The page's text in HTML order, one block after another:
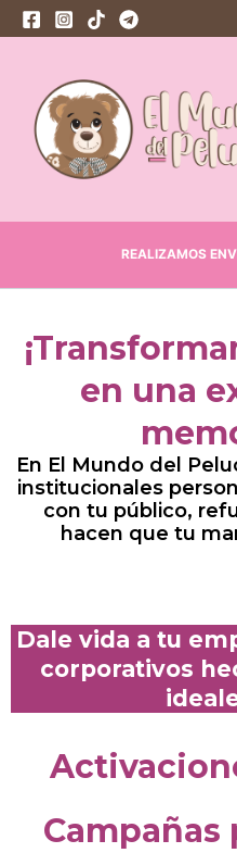
al
REALIZAMOS
en una
En El Mundo del
institucionales
con tu público,
hacen que tu
Dale vida a tu
corporativos